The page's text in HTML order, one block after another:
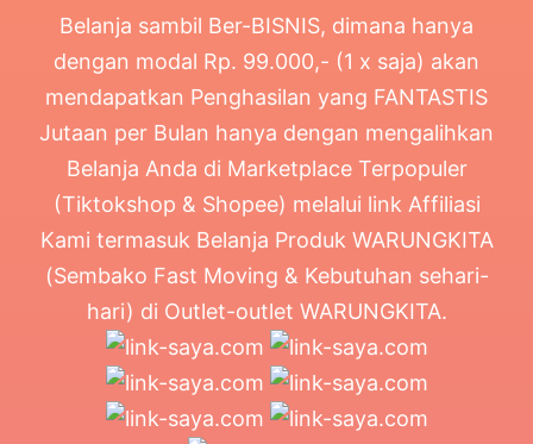
Belanja sambil Ber-BISNIS, dimana hanya
dengan modal Rp. 99.000,- (1 x saja) akan
mendapatkan Penghasilan yang FANTASTIS
Jutaan per Bulan hanya dengan mengalihkan
Belanja Anda di Marketplace Terpopuler
(Tiktokshop & Shopee) melalui link Affiliasi
Kami termasuk Belanja Produk WARUNGKITA
(Sembako Fast Moving & Kebutuhan sehari-
hari) di Outlet-outlet WARUNGKITA.